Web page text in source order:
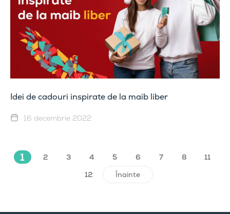
Idei de cadouri inspirate de la maib liber
16 decembrie 2022
1 2 3 4 5 6 7 8
11
12
Înainte